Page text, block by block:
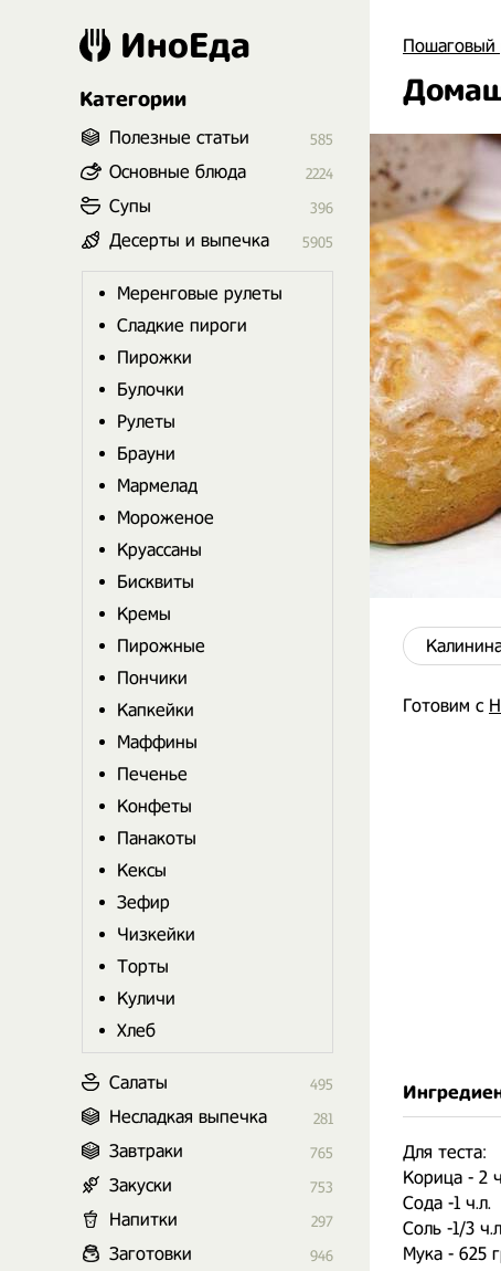
Пошаговый
Готовим с
Для теста:
Корица - 2
Сода -1 ч.л.
Соль -1/3
Мука - 625
ИноЕда
Категории
Полезные статьи 585
Основные блюда 2224
Супы 396
Десерты и выпечка 5905
Меренговые рулеты
Сладкие пироги
Пирожки
Булочки
Рулеты
Брауни
Мармелад
Мороженое
Круассаны
Бисквиты
Кремы
Пирожные
Пончики
Капкейки
Маффины
Печенье
Конфеты
Панакоты
Кексы
Зефир
Чизкейки
Торты
Куличи
Хлеб
Салаты 495
Несладкая выпечка 281
Завтраки 765
Закуски 753
Напитки 297
Заготовки 946